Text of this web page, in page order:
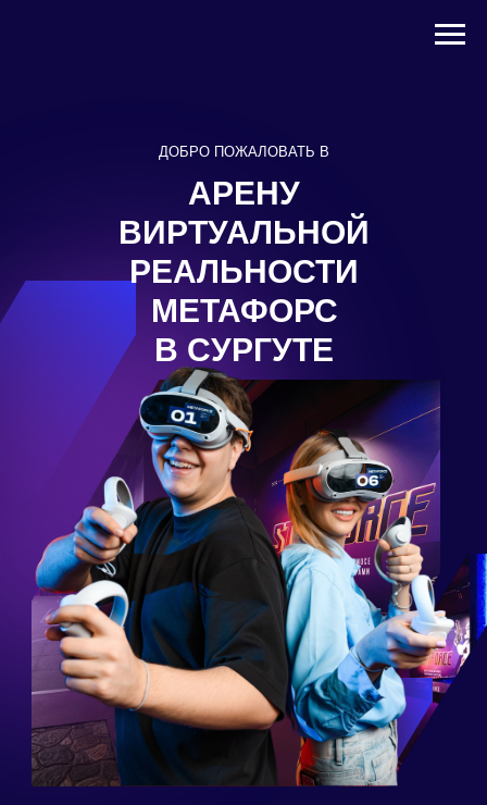
ДОБРО ПОЖАЛОВАТЬ В
АРЕНУ
ВИРТУАЛЬНОЙ
РЕАЛЬНОСТИ
МЕТАФОРС
В СУРГУТЕ